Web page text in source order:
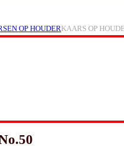
OP HOUDERKAARS OP